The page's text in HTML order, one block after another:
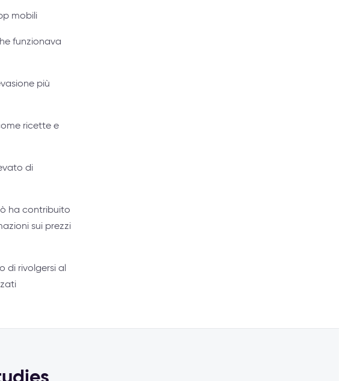
mobili
funzionava
più
ricette e
di
ha contribuito
sui prezzi
di rivolgersi al